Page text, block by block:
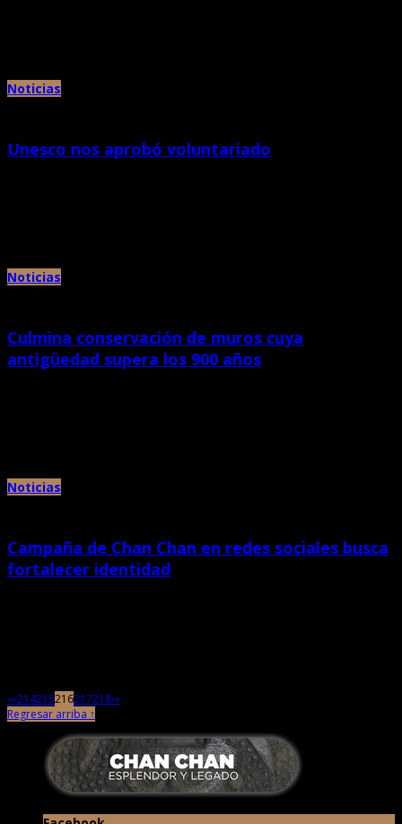
Noticias
Unesco nos aprobó voluntariado
Noticias
Culmina conservación de muros cuya
antigüedad supera los 900 años
Noticias
Campaña de Chan Chan en redes sociales busca
fortalecer identidad
«‹214215216217218›»
Regresar arriba ↑